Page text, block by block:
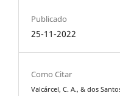
Publicado
25-11-2022
Como Citar
Valcárcel, C. A., & dos